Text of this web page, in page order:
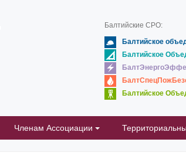
Балтийские СРО:
Балтийское
Балтийское
Балтийское
Членам Ассоциации